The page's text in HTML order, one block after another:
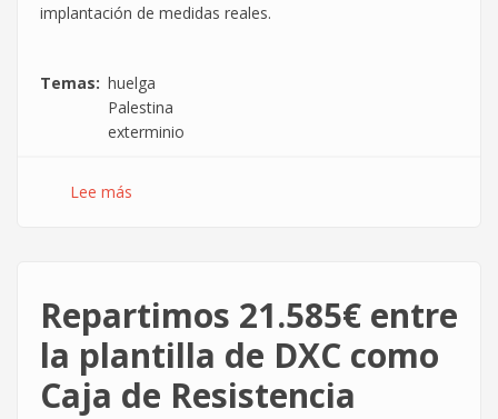
implantación de medidas reales.
Temas
huelga
Palestina
exterminio
Lee más
por
Palestina
Repartimos 21.585€ entre
la plantilla de DXC como
Caja de Resistencia